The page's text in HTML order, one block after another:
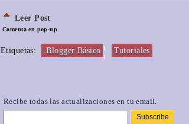
Leer Post
Comenta en pop-up
Etiquetas: .Blogger Básico ¦ Tutoriales
Recibe todas las actualizaciones en tu email.